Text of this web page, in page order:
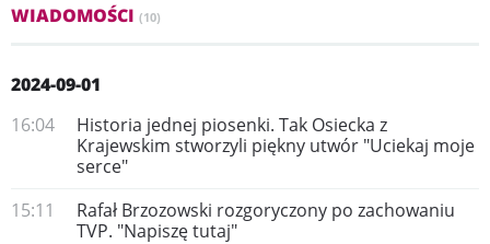
WIADOMOŚCI (10)
2024-09-01
16:04
Historia jednej piosenki. Tak Osiecka z
Krajewskim stworzyli piękny utwór "Uciekaj moje
serce"
15:11
Rafał Brzozowski rozgoryczony po zachowaniu
TVP. "Napiszę tutaj"